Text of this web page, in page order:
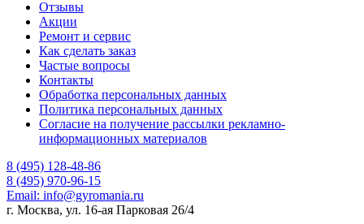
Отзывы
Акции
Ремонт и сервис
Как сделать заказ
Частые вопросы
Контакты
Обработка персональных данных
Политика персональных данных
Согласие на получение рассылки рекламно-
информационных материалов
8 (495) 128-48-86
8 (495) 970-96-15
Email: info@gyromania.ru
г. Москва, ул. 16-ая Парковая 26/4